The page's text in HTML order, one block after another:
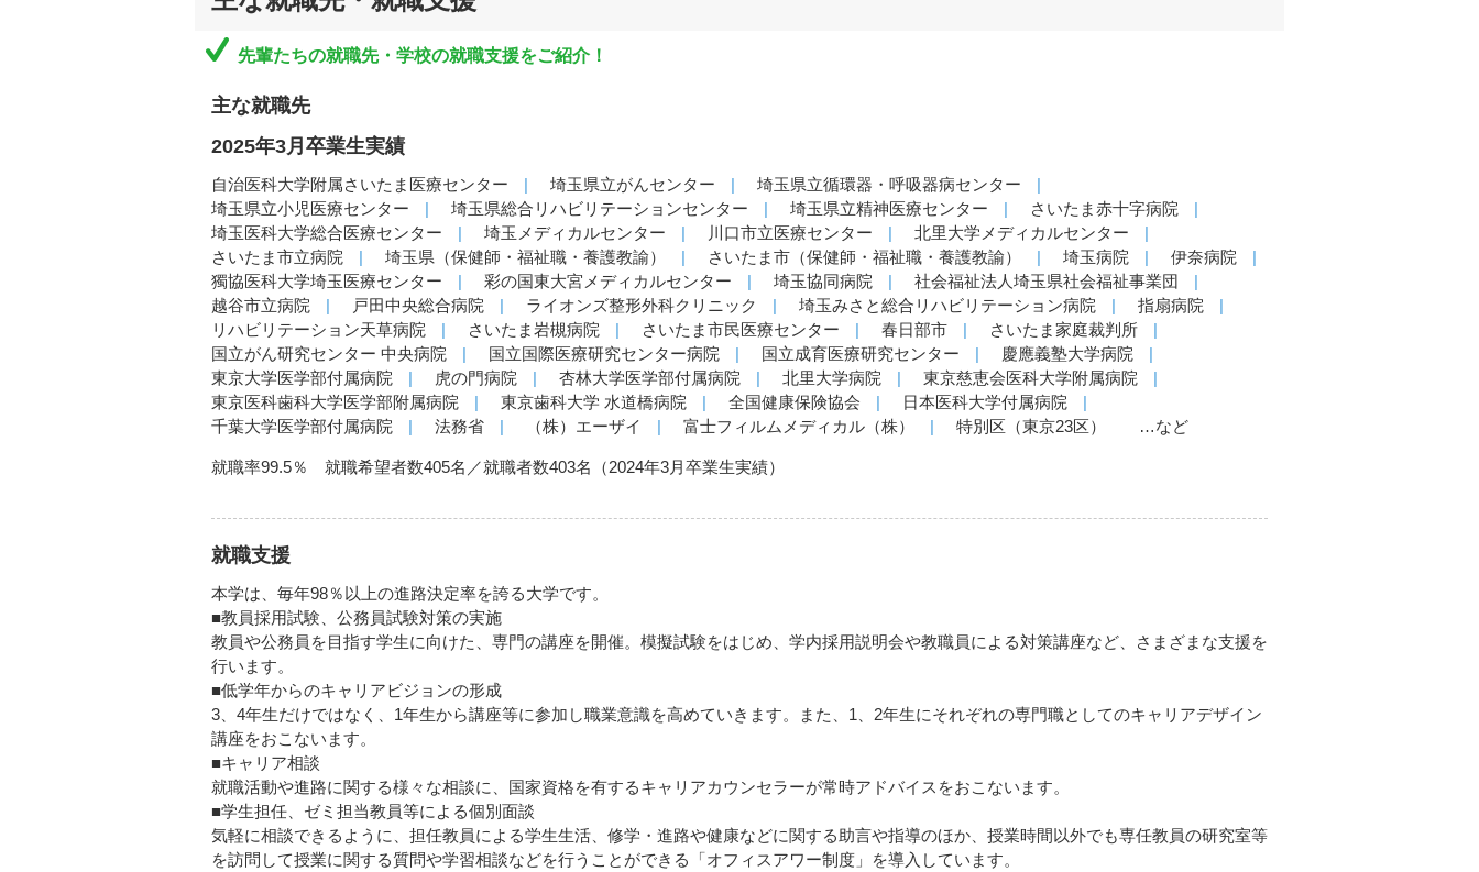
先輩たちの就職先・学校の就職支援をご紹介！
主な就職先
2025年3月卒業生実績
自治医科大学附属さいたま医療センター 埼玉県立がんセンター
埼玉県立循環器・呼吸器病センター
埼玉県立小児医療センター
埼玉県総合リハビリテーションセンター 埼玉県立精神医療センター
さいたま赤十字病院
埼玉医科大学総合医療センター
埼玉メディカルセンター 川口市立医療センター
北里大学メディカルセンター
さいたま市立病院
埼玉県（保健師・福祉職・養護教諭） さいたま市（保健師・福祉職・養護教諭） 埼玉病院
伊奈病院
獨協医科大学埼玉医療センター
彩の国東大宮メディカルセンター 埼玉協同病院
社会福祉法人埼玉県社会福祉事業団
越谷市立病院
戸田中央総合病院 ライオンズ整形外科クリニック 埼玉みさと総合リハビリテーション病院
指扇病院
リハビリテーション天草病院
さいたま岩槻病院 さいたま市民医療センター 春日部市
さいたま家庭裁判所
国立がん研究センター 中央病院
国立国際医療研究センター病院 国立成育医療研究センター
慶應義塾大学病院
東京大学医学部付属病院
虎の門病院 杏林大学医学部付属病院 北里大学病院
東京慈恵会医科大学附属病院
東京医科歯科大学医学部附属病院
東京歯科大学 水道橋病院 全国健康保険協会
日本医科大学付属病院
千葉大学医学部付属病院
法務省 （株）エーザイ 富士フィルムメディカル（株） 特別区（東京23区） …など
就職率99.5％ 就職希望者数405名／就職者数403名（2024年3月卒業生実績）
就職支援
本学は、毎年98％以上の進路決定率を誇る大学です。
■教員採用試験、公務員試験対策の実施
教員や公務員を目指す学生に向けた、専門の講座を開催。模擬試験をはじめ、学内採用説明会や教職員による対策講座など、さまざまな支援を
行います。
■低学年からのキャリアビジョンの形成
3、4年生だけではなく、1年生から講座等に参加し職業意識を高めていきます。また、1、2年生にそれぞれの専門職としてのキャリアデザイン
講座をおこないます。
■キャリア相談
就職活動や進路に関する様々な相談に、国家資格を有するキャリアカウンセラーが常時アドバイスをおこないます。
■学生担任、ゼミ担当教員等による個別面談
気軽に相談できるように、担任教員による学生生活、修学・進路や健康などに関する助言や指導のほか、授業時間以外でも専任教員の研究室等
を訪問して授業に関する質問や学習相談などを行うことができる「オフィスアワー制度」を導入しています。